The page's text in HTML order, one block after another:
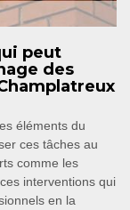
peut
des
éléments du
ces tâches au
comme les
interventions qui
en la